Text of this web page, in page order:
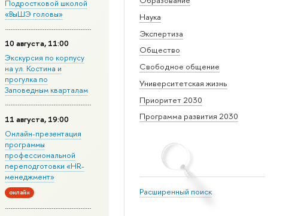
Наука
Экспертиза
Общество
Свободное общение
Университетская жизнь
Приоритет 2030
Программа развития 2030
Расширенный поиск
Подростковой школой
«ВыШЭ головы»
10 августа, 11:00
Экскурсия по корпусу
на ул. Костина и
прогулка по
Заповедным кварталам
11 августа, 19:00
Онлайн-презентация
программы
профессиональной
переподготовки «HR-
менеджмент»
онлайн